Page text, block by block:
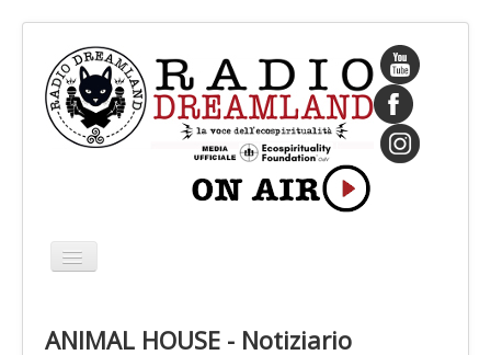
Cambia
navigazione
CHI SIAMO
ANIMAL HOUSE - Notiziario